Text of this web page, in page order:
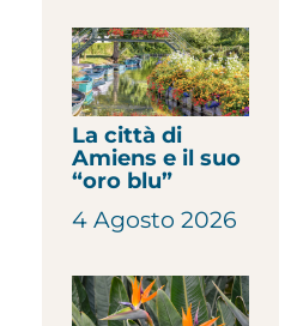
La città di
Amiens e il suo
“oro blu”
4 Agosto 2026